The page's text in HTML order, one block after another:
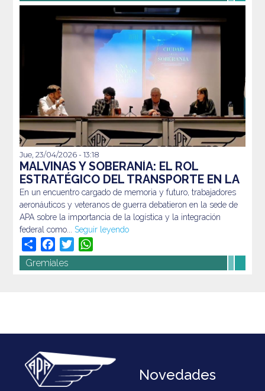
En un encuentro cargado de memoria y futuro,
trabajadores aeronáuticos y veteranos de guerra
debatieron en la sede de APA sobre la importancia de la
logística y la integración federal como...Seguir leyendo
Jue, 23/04/2026 - 13:18
MALVINAS Y SOBERANÍA: EL ROL
ESTRATÉGICO DEL TRANSPORTE EN LA
DEFENSA DE NUESTRO TERRITORIO
En un encuentro cargado de memoria y futuro, trabajadores
aeronáuticos y veteranos de guerra debatieron en la sede de
APA sobre la importancia de la logística y la integración
federal como... Seguir leyendo
Share Facebook
Twitter
Gremiales
Novedades